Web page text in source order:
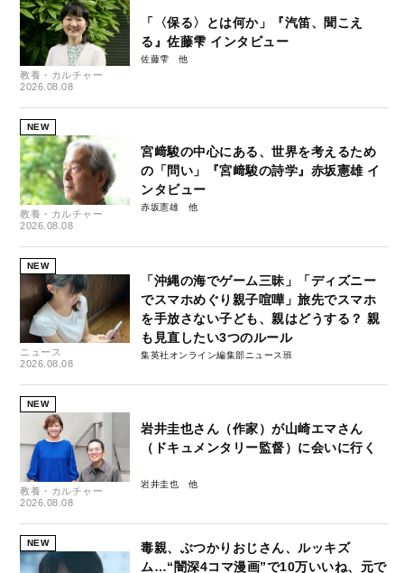
教養・カルチャー
2026.08.08
「〈保る〉とは何か」『汽笛、聞こえ
る』佐藤雫 インタビュー
佐藤雫
NEW
教養・カルチャー
2026.08.08
宮﨑駿の中心にある、世界を考えるため
の「問い」『宮﨑駿の詩学』赤坂憲雄 イ
ンタビュー
赤坂憲雄
NEW
ニュース
2026.08.08
「沖縄の海でゲーム三昧」「ディズニー
でスマホめぐり親子喧嘩」旅先でスマホ
を手放さない子ども、親はどうする？ 親
も見直したい3つのルール
集英社オンライン編集部ニュース班
NEW
教養・カルチャー
2026.08.08
岩井圭也さん（作家）が山崎エマさん
（ドキュメンタリー監督）に会いに行く
岩井圭也
NEW
毒親、ぶつかりおじさん、ルッキズ
ム…“闇深4コマ漫画”で10万いいね、元で